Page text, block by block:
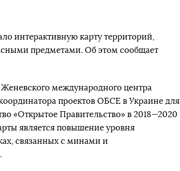
интерактивную карту территорий,
предметами. Об этом сообщает
международного центра
проектов ОБСЕ в Украине для
«Открытое Правительство» в 2018—2020
является повышение уровня
связанных с минами и